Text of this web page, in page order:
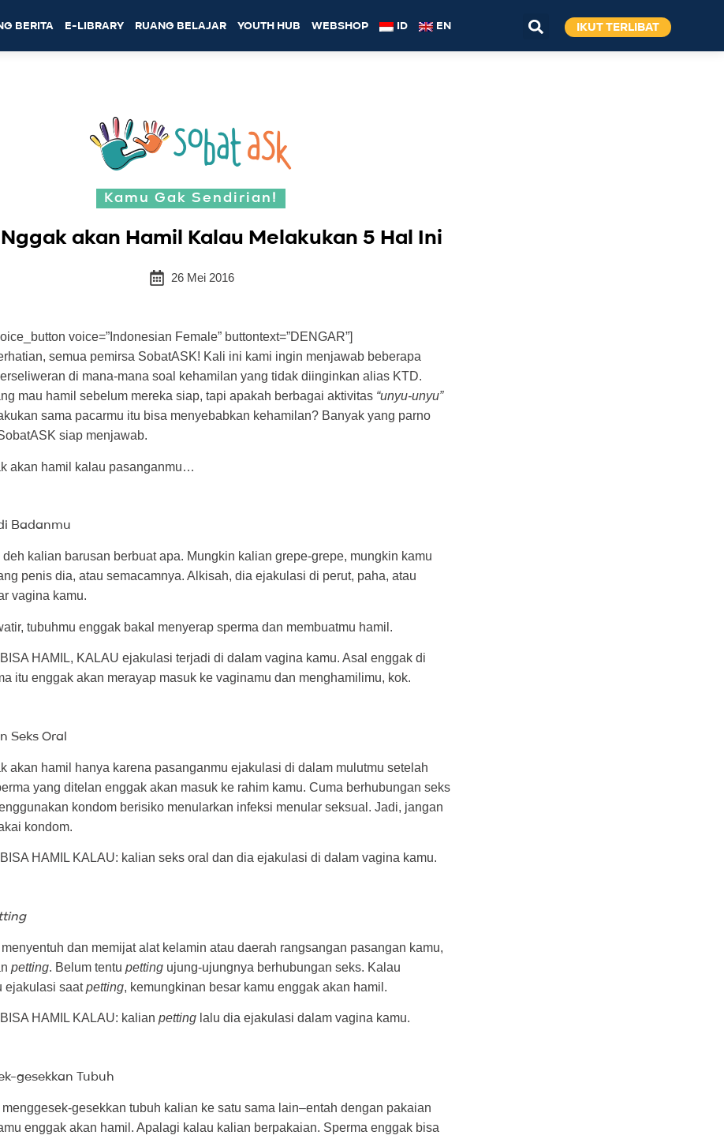
BERITA E-LIBRARY RUANG BELAJAR YOUTH HUB WEBSHOP ID EN IKUT TERLIBAT
Kamu Gak Sendirian!
Nggak akan Hamil Kalau Melakukan 5 Hal Ini
26 Mei 2016
voice=”Indonesian Female” buttontext=”DENGAR”]
semua pemirsa SobatASK! Kali ini kami ingin menjawab beberapa
di mana-mana soal kehamilan yang tidak diinginkan alias KTD.
mau hamil sebelum mereka siap, tapi apakah berbagai aktivitas “unyu-unyu”
sama pacarmu itu bisa menyebabkan kehamilan? Banyak yang parno
siap menjawab.
akan hamil kalau pasanganmu…
Badanmu
deh kalian barusan berbuat apa. Mungkin kalian grepe-grepe, mungkin kamu
penis dia, atau semacamnya. Alkisah, dia ejakulasi di perut, paha, atau
vagina kamu.
tubuhmu enggak bakal menyerap sperma dan membuatmu hamil.
HAMIL, KALAU ejakulasi terjadi di dalam vagina kamu. Asal enggak di
itu enggak akan merayap masuk ke vaginamu dan menghamilimu, kok.
Seks Oral
akan hamil hanya karena pasanganmu ejakulasi di dalam mulutmu setelah
yang ditelan enggak akan masuk ke rahim kamu. Cuma berhubungan seks
kondom berisiko menularkan infeksi menular seksual. Jadi, jangan
kondom.
HAMIL KALAU: kalian seks oral dan dia ejakulasi di dalam vagina kamu.
dan memijat alat kelamin atau daerah rangsangan pasangan kamu,
petting. Belum tentu petting ujung-ujungnya berhubungan seks. Kalau
ejakulasi saatpetting, kemungkinan besar kamu enggak akan hamil.
HAMIL KALAU: kalian petting lalu dia ejakulasi dalam vagina kamu.
gesekkan Tubuh
gesekkan tubuh kalian ke satu sama lain–entah dengan pakaian
enggak akan hamil. Apalagi kalau kalian berpakaian. Sperma enggak bisa